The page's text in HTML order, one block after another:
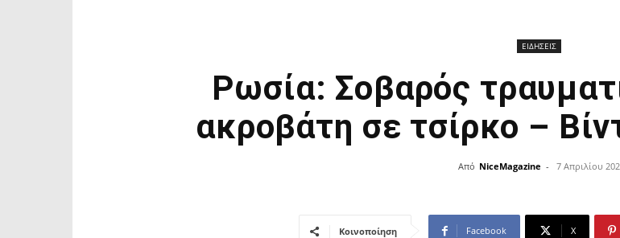
ΕΙΔΗΣΕΙΣ
Ρωσία: Σοβαρός
ακροβάτη σε τσίρκο –
Από NiceMagazine - 7 Απριλίου
Κοινοποίηση Facebook X